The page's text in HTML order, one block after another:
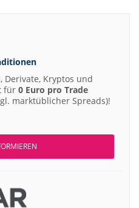
Derivate, Kryptos und
für 0 Euro pro Trade
marktüblicher Spreads)!